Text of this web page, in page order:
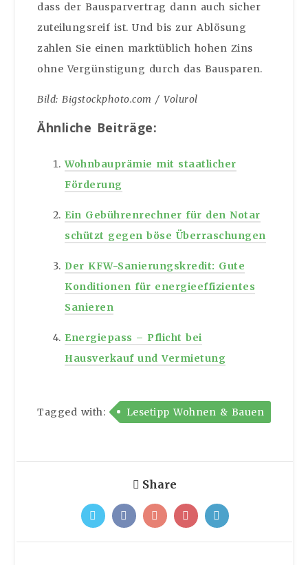
dass der Bausparvertrag dann auch sicher
zuteilungsreif ist. Und bis zur Ablösung
zahlen Sie einen marktüblich hohen Zins
ohne Vergünstigung durch das Bausparen.
Bild: Bigstockphoto.com / Volurol
Ähnliche Beiträge:
Wohnbauprämie mit staatlicher
Förderung
Ein Gebührenrechner für den Notar
schützt gegen böse Überraschungen
Der KFW-Sanierungskredit: Gute
Konditionen für energieeffizientes
Sanieren
Energiepass – Pflicht bei
Hausverkauf und Vermietung
Tagged with: Lesetipp Wohnen & Bauen
Share